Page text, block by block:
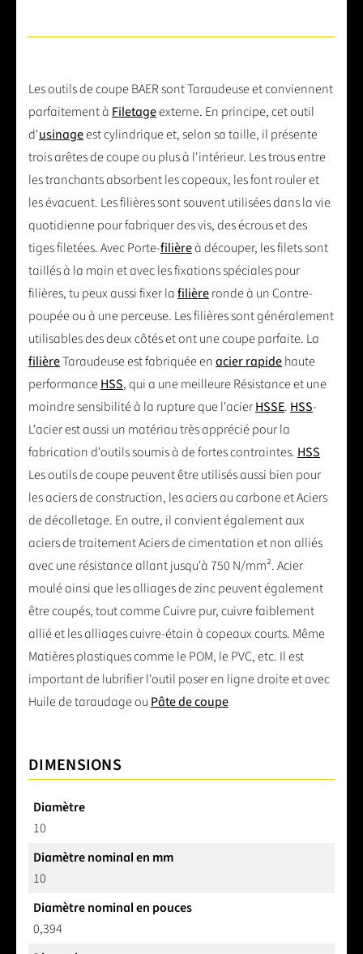
Les outils de coupe BAER sont Taraudeuse et conviennent
parfaitement à Filetageexterne. En principe, cet outil
d'usinageest cylindrique et, selon sa taille, il présente
trois arêtes de coupe ou plus à l'intérieur. Les trous entre
les tranchants absorbent les copeaux, les font rouler et
les évacuent. Les filières sont souvent utilisées dans la vie
quotidienne pour fabriquer des vis, des écrous et des
tiges filetées. Avec Porte-filièreà découper, les filets sont
taillés à la main et avec les fixations spéciales pour
filières, tu peux aussi fixer lafilièreronde à un Contre-
poupée ou à une perceuse. Les filières sont généralement
utilisables des deux côtés et ont une coupe parfaite. La
filièreTaraudeuse est fabriquée enacier rapidehaute
performanceHSS, qui a une meilleure Résistance et une
moindre sensibilité à la rupture que l'acierHSSE. HSS-
L'acier est aussi un matériau très apprécié pour la
fabrication d'outils soumis à de fortes contraintes. HSS
Les outils de coupe peuvent être utilisés aussi bien pour
les aciers de construction, les aciers au carbone et Aciers
de décolletage. En outre, il convient également aux
aciers de traitement Aciers de cimentation et non alliés
avec une résistance allant jusqu'à 750 N/mm². Acier
moulé ainsi que les alliages de zinc peuvent également
être coupés, tout comme Cuivre pur, cuivre faiblement
allié et les alliages cuivre-étain à copeaux courts. Même
Matières plastiques comme le POM, le PVC, etc. Il est
important de lubrifier l'outil poser en ligne droite et avec
Huile de taraudage ou Pâte de coupe
DIMENSIONS
Diamètre
10
Diamètre nominal en mm
10
Diamètre nominal en pouces
0,394